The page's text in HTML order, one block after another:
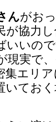
んがお
が協力
いいの
現実で、
集エリ
いてお